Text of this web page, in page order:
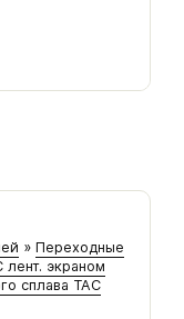
» Переходные
лент. экраном
сплава ТАС